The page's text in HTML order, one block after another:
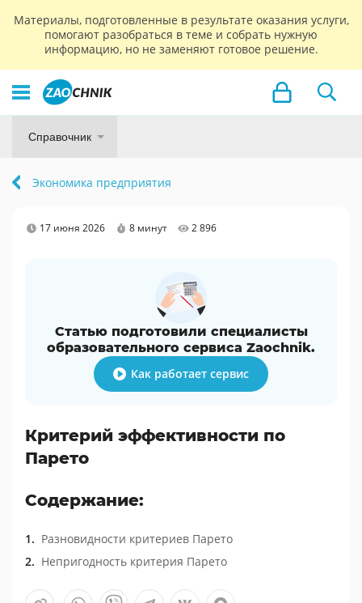
Материалы, подготовленные в результате оказания услуги,
помогают разобраться в теме и собрать нужную
информацию, но не заменяют готовое решение.
Справочник
Экономика предприятия
17 июня 2026 8 минут 2 896
Статью подготовили специалисты
образовательного сервиса Zaochnik.
Как работает сервис
Критерий эффективности по
Парето
Содержание:
Разновидности критериев Парето
Непригодность критерия Парето